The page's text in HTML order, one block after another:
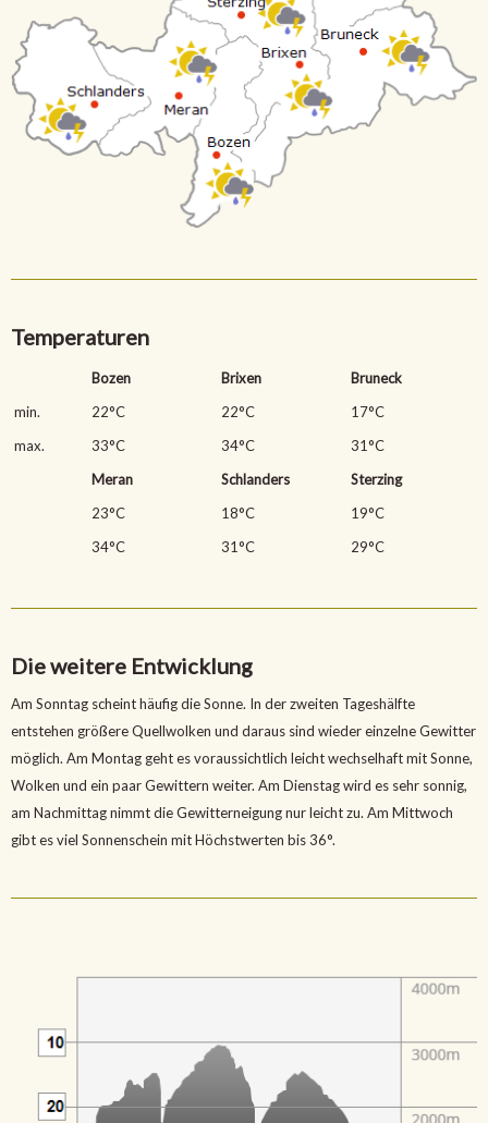
Temperaturen
min.
max.
Bozen
22°C
33°C
Brixen
22°C
34°C
Bruneck
17°C
31°C
Meran
23°C
34°C
Schlanders
18°C
31°C
Sterzing
19°C
29°C
Die weitere Entwicklung
Am Sonntag scheint häufig die Sonne. In der zweiten Tageshälfte
entstehen größere Quellwolken und daraus sind wieder einzelne Gewitter
möglich. Am Montag geht es voraussichtlich leicht wechselhaft mit Sonne,
Wolken und ein paar Gewittern weiter. Am Dienstag wird es sehr sonnig,
am Nachmittag nimmt die Gewitterneigung nur leicht zu. Am Mittwoch
gibt es viel Sonnenschein mit Höchstwerten bis 36°.